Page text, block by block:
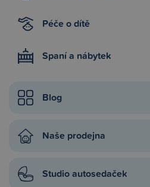
Péče o dítě
Spaní a nábytek
Blog
Naše prodejna
Studio autosedaček